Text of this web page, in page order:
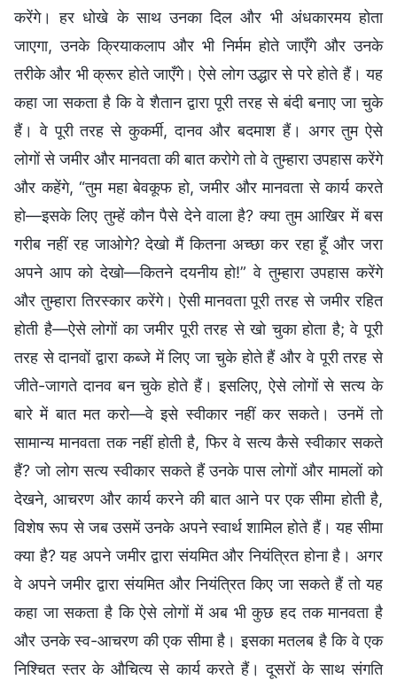
करेंगे। हर धोखे के साथ उनका दिल और भी अंधकारमय होता
जाएगा, उनके क्रियाकलाप और भी निर्मम होते जाएँगे और उनके
तरीके और भी क्रूर होते जाएँगे। ऐसे लोग उद्धार से परे होते हैं। यह
कहा जा सकता है कि वे शैतान द्वारा पूरी तरह से बंदी बनाए जा चुके
हैं। वे पूरी तरह से कुकर्मी, दानव और बदमाश हैं। अगर तुम ऐसे
लोगों से जमीर और मानवता की बात करोगे तो वे तुम्हारा उपहास करेंगे
और कहेंगे, “तुम महा बेवकूफ हो, जमीर और मानवता से कार्य करते
हो—इसके लिए तुम्हें कौन पैसे देने वाला है? क्या तुम आखिर में बस
गरीब नहीं रह जाओगे? देखो मैं कितना अच्छा कर रहा हूँ और जरा
अपने आप को देखो—कितने दयनीय हो!” वे तुम्हारा उपहास करेंगे
और तुम्हारा तिरस्कार करेंगे। ऐसी मानवता पूरी तरह से जमीर रहित
होती है—ऐसे लोगों का जमीर पूरी तरह से खो चुका होता है; वे पूरी
तरह से दानवों द्वारा कब्जे में लिए जा चुके होते हैं और वे पूरी तरह से
जीते-जागते दानव बन चुके होते हैं। इसलिए, ऐसे लोगों से सत्य के
बारे में बात मत करो—वे इसे स्वीकार नहीं कर सकते। उनमें तो
सामान्य मानवता तक नहीं होती है, फिर वे सत्य कैसे स्वीकार सकते
हैं? जो लोग सत्य स्वीकार सकते हैं उनके पास लोगों और मामलों को
देखने, आचरण और कार्य करने की बात आने पर एक सीमा होती है,
विशेष रूप से जब उसमें उनके अपने स्वार्थ शामिल होते हैं। यह सीमा
क्या है? यह अपने जमीर द्वारा संयमित और नियंत्रित होना है। अगर
वे अपने जमीर द्वारा संयमित और नियंत्रित किए जा सकते हैं तो यह
कहा जा सकता है कि ऐसे लोगों में अब भी कुछ हद तक मानवता है
और उनके स्व-आचरण की एक सीमा है। इसका मतलब है कि वे एक
निश्चित स्तर के औचित्य से कार्य करते हैं। दूसरों के साथ संगति